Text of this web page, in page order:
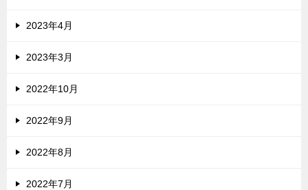
2023年4月
2023年3月
2022年10月
2022年9月
2022年8月
2022年7月